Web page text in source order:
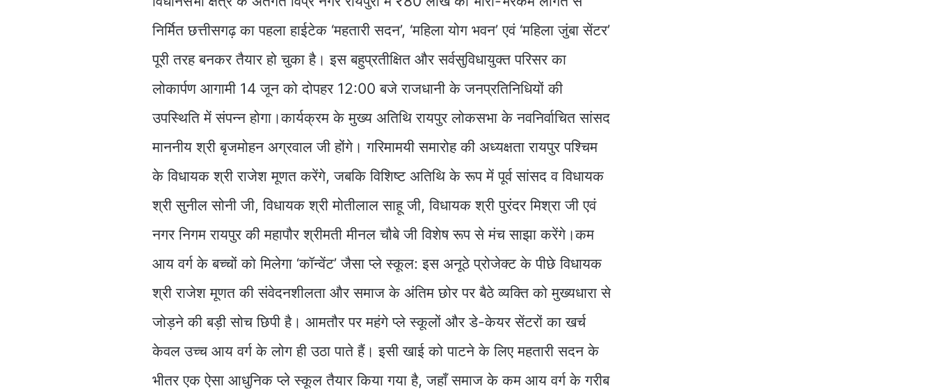
निर्मित छत्तीसगढ़ का पहला हाईटेक ‘महतारी सदन’, ‘महिला योग भवन’ एवं ‘महिला जुंबा सेंटर’
पूरी तरह बनकर तैयार हो चुका है। इस बहुप्रतीक्षित और सर्वसुविधायुक्त परिसर का
लोकार्पण आगामी 14 जून को दोपहर 12:00 बजे राजधानी के जनप्रतिनिधियों की
उपस्थिति में संपन्न होगा।कार्यक्रम के मुख्य अतिथि रायपुर लोकसभा के नवनिर्वाचित सांसद
माननीय श्री बृजमोहन अग्रवाल जी होंगे। गरिमामयी समारोह की अध्यक्षता रायपुर पश्चिम
के विधायक श्री राजेश मूणत करेंगे, जबकि विशिष्ट अतिथि के रूप में पूर्व सांसद व विधायक
श्री सुनील सोनी जी, विधायक श्री मोतीलाल साहू जी, विधायक श्री पुरंदर मिश्रा जी एवं
नगर निगम रायपुर की महापौर श्रीमती मीनल चौबे जी विशेष रूप से मंच साझा करेंगे।कम
आय वर्ग के बच्चों को मिलेगा ‘कॉन्वेंट’ जैसा प्ले स्कूल: इस अनूठे प्रोजेक्ट के पीछे विधायक
श्री राजेश मूणत की संवेदनशीलता और समाज के अंतिम छोर पर बैठे व्यक्ति को मुख्यधारा से
जोड़ने की बड़ी सोच छिपी है। आमतौर पर महंगे प्ले स्कूलों और डे-केयर सेंटरों का खर्च
केवल उच्च आय वर्ग के लोग ही उठा पाते हैं। इसी खाई को पाटने के लिए महतारी सदन के
भीतर एक ऐसा आधुनिक प्ले स्कूल तैयार किया गया है, जहाँ समाज के कम आय वर्ग के गरीब